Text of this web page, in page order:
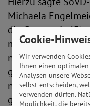
Michaela
die ‚Rente mit 63‘
mit 64‘ – ist schon
nicht das Ziel sein,
gearbeitet und
nicht in Rente
gesund sind?“
Cookie-
Wir verwenden
Ihnen einen
Analysen unsere
selbst entscheiden,
verwenden dürfen.
Möglichkeit, die